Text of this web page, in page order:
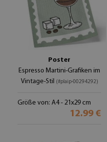
Poster
Espresso Martini-Grafiken im
Vintage-Stil (#plaip-00294292)
Größe von: A4 - 21x29 cm
12.99 €